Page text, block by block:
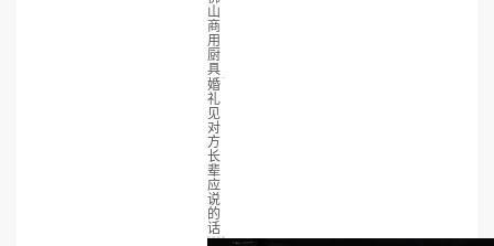
山
商
用
厨
具
婚
礼
见
对
方
长
辈
应
说
的
话